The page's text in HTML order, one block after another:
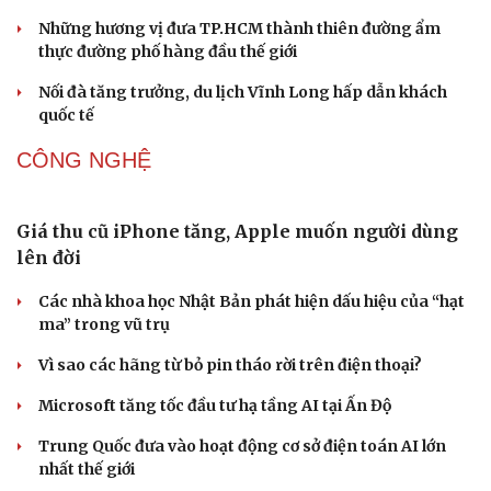
Gỡ "điểm nghẽn", kiến tạo nguồn cầu cho xuất bản
Tinh hoa võ Việt: Từ miền đất võ vươn ra thế giới
“Spider-Man: Brand New Day” dẫn đầu doanh số phòng
vé Mỹ
DU LỊCH
Huế khảo sát du lịch đường thủy, phương án thoát
Thổ cẩm Chăm Mỹ Nghiệp: Từ ngôn ngữ văn hóa đến
sản phẩm du lịch độc đáo
Vì sao lượng khách Philippines đến Việt Nam tăng
trưởng vượt bậc?